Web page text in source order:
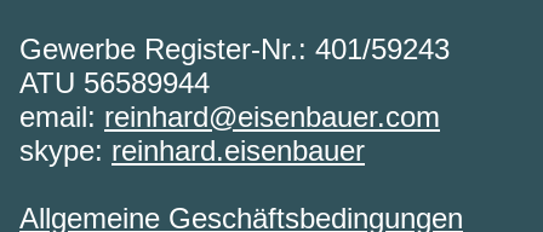
Gewerbe Register-Nr.: 401/59243
ATU 56589944
email: reinhard@eisenbauer.com
skype: reinhard.eisenbauer
Allgemeine Geschäftsbedingungen